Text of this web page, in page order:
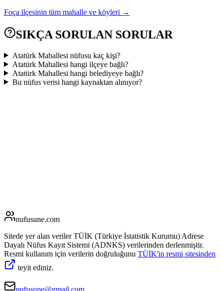
Foça ilçesinin tüm mahalle ve köyleri →
SIKÇA SORULAN SORULAR
Atatürk Mahallesi nüfusu kaç kişi?
Atatürk Mahallesi hangi ilçeye bağlı?
Atatürk Mahallesi hangi belediyeye bağlı?
Bu nüfus verisi hangi kaynaktan alınıyor?
nufusune.com
Sitede yer alan veriler TÜİK (Türkiye İstatistik Kurumu) Adrese
Dayalı Nüfus Kayıt Sistemi (ADNKS) verilerinden derlenmiştir.
Resmi kullanım için verilerin doğruluğunu TÜİK'in resmi sitesinden
teyit ediniz.
nufusune@gmail.com